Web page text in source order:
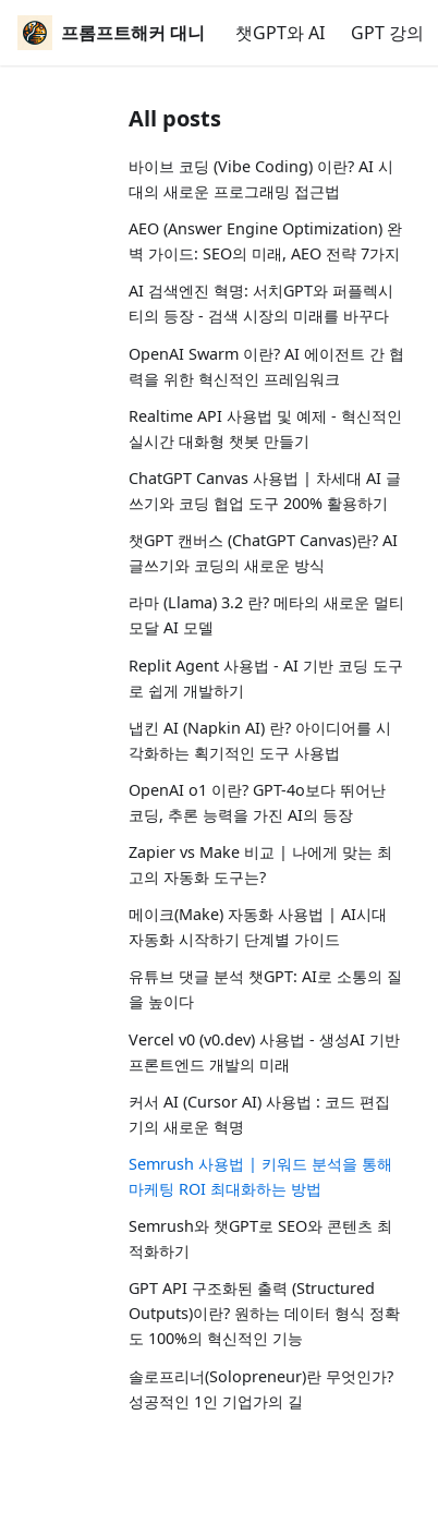
프롬프트해커 대니 챗GPT와 AI GPT 강의
All posts
바이브 코딩 (Vibe Coding) 이란? AI 시
대의 새로운 프로그래밍 접근법
AEO (Answer Engine Optimization) 완
벽 가이드: SEO의 미래, AEO 전략 7가지
AI 검색엔진 혁명: 서치GPT와 퍼플렉시
티의 등장 - 검색 시장의 미래를 바꾸다
OpenAI Swarm 이란? AI 에이전트 간 협
력을 위한 혁신적인 프레임워크
Realtime API 사용법 및 예제 - 혁신적인
실시간 대화형 챗봇 만들기
ChatGPT Canvas 사용법 | 차세대 AI 글
쓰기와 코딩 협업 도구 200% 활용하기
챗GPT 캔버스 (ChatGPT Canvas)란? AI
글쓰기와 코딩의 새로운 방식
라마 (Llama) 3.2 란? 메타의 새로운 멀티
모달 AI 모델
Replit Agent 사용법 - AI 기반 코딩 도구
로 쉽게 개발하기
냅킨 AI (Napkin AI) 란? 아이디어를 시
각화하는 획기적인 도구 사용법
OpenAI o1 이란? GPT-4o보다 뛰어난
코딩, 추론 능력을 가진 AI의 등장
Zapier vs Make 비교 | 나에게 맞는 최
고의 자동화 도구는?
메이크(Make) 자동화 사용법 | AI시대
자동화 시작하기 단계별 가이드
유튜브 댓글 분석 챗GPT: AI로 소통의 질
을 높이다
Vercel v0 (v0.dev) 사용법 - 생성AI 기반
프론트엔드 개발의 미래
커서 AI (Cursor AI) 사용법 : 코드 편집
기의 새로운 혁명
Semrush 사용법 | 키워드 분석을 통해
마케팅 ROI 최대화하는 방법
Semrush와 챗GPT로 SEO와 콘텐츠 최
적화하기
GPT API 구조화된 출력 (Structured
Outputs)이란? 원하는 데이터 형식 정확
도 100%의 혁신적인 기능
솔로프리너(Solopreneur)란 무엇인가?
성공적인 1인 기업가의 길